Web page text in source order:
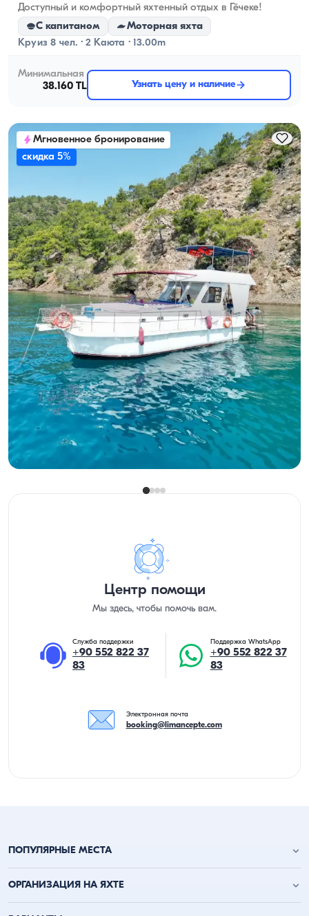
Доступный и комфортный яхтенный отдых в Гёчеке!
С капитаном
Моторная яхта
Круиз 8 чел. · 2 Каюта · 13.00m
Минимальная
38.160 TL
Узнать цену и наличие
Мгновенное бронирование
скидка 5%
Гёчек, Muğla Новая лодка
Вместимость 10 человек, экипаж на борту и топливо
включено
С капитаном
Лодка
Круиз 10 чел. · 3 Каюта · 12.00m
Минимальная
24.000 TL
Узнать цену и наличие
Центр помощи
Мы здесь, чтобы помочь вам.
Служба поддержки
+90 552 822 37
83
Поддержка WhatsApp
+90 552 822 37
83
Электронная почта
booking@limancepte.com
ПОПУЛЯРНЫЕ МЕСТА
Анталья аренда яхт
ОРГАНИЗАЦИЯ НА ЯХТЕ